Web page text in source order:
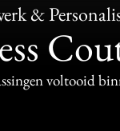
&
voltooid